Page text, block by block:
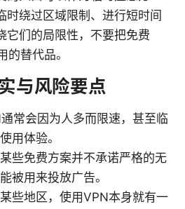
时绕过区域限制、进行短时间
它们的局限性，不要把免费
替代品。
与风险要点
常会因为人多而限速，甚至临
用体验。
些免费方案并不承诺严格的无
被用来投放广告。
些地区，使用VPN本身就有一